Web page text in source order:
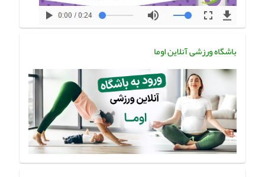
باشگاه ورزشی آنلاین اوما